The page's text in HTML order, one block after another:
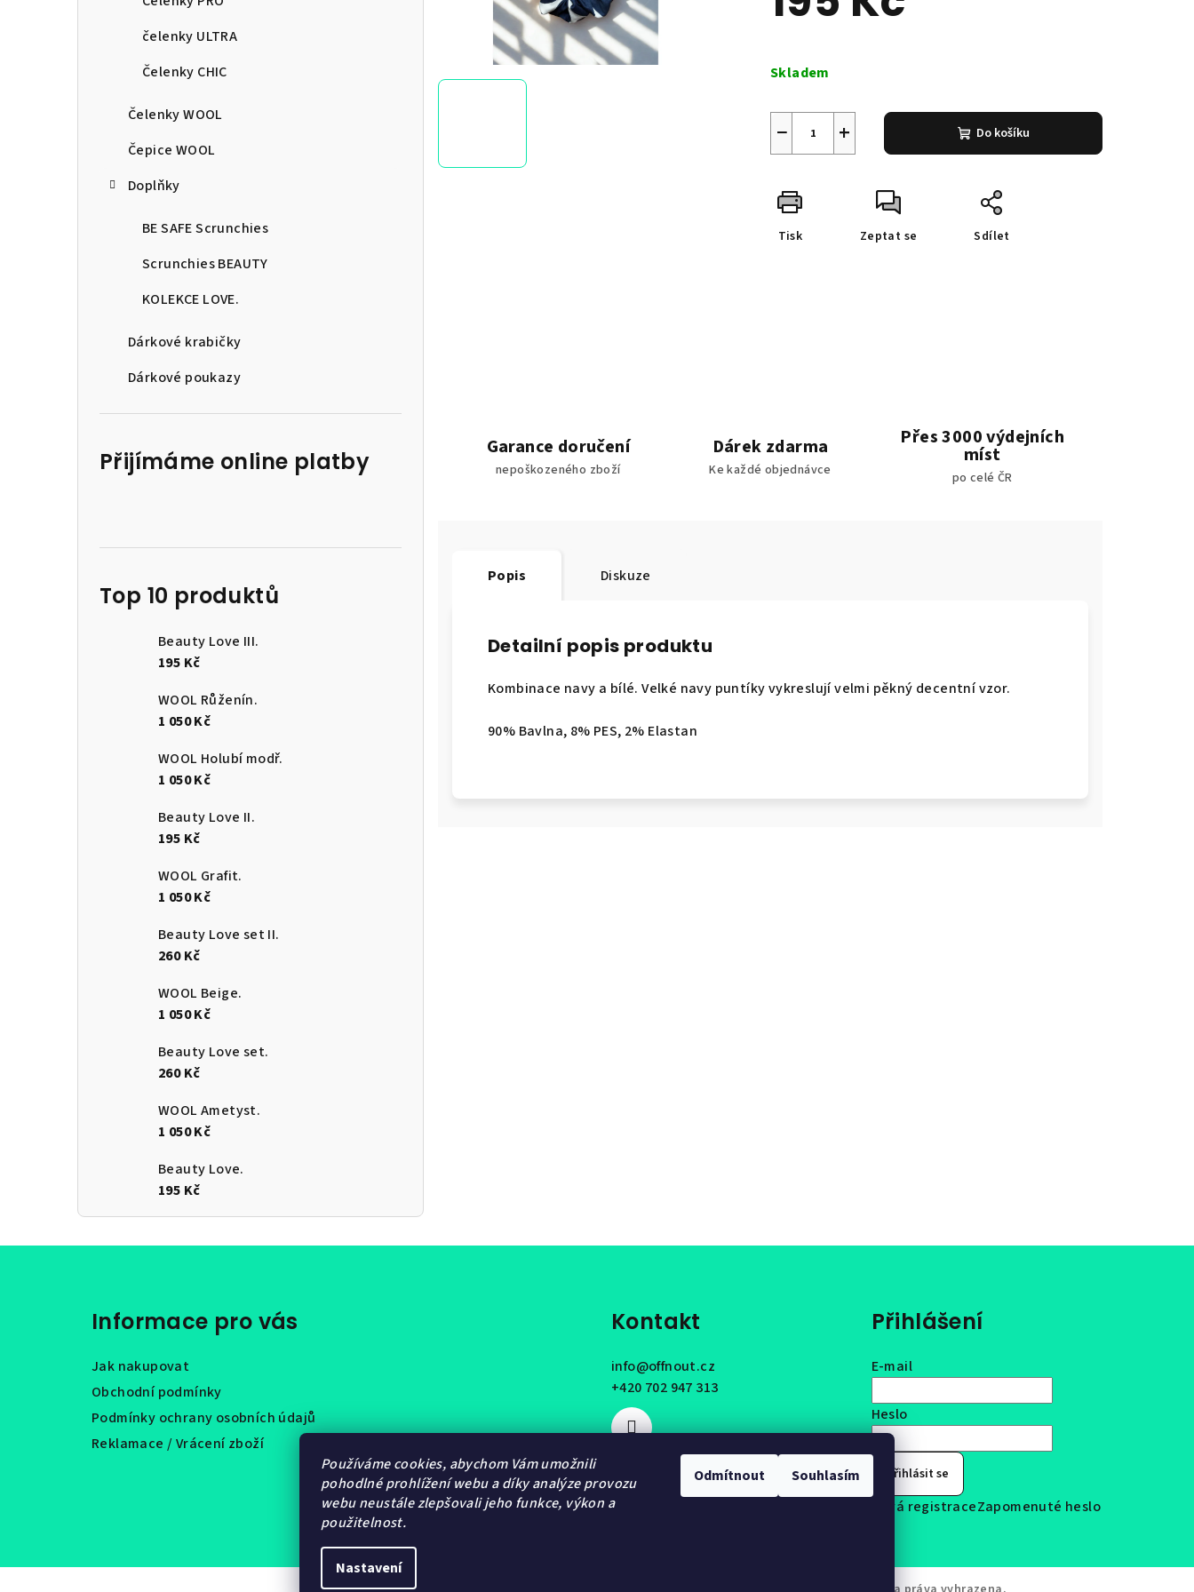
Používáme cookies, abychom Vám umožnili
pohodlné prohlížení webu a díky analýze provozu
webu neustále zlepšovali jeho funkce, výkon a
použitelnost.
Nastavení
Odmítnout Souhlasím
čelenky ULTRA
Čelenky CHIC
Čelenky WOOL
Čepice WOOL
Doplňky
BE SAFE Scrunchies
Scrunchies BEAUTY
KOLEKCE LOVE.
Dárkové krabičky
Dárkové poukazy
Přijímáme online platby
Top 10 produktů
Beauty Love III.
195 Kč
WOOL Růženín.
1 050 Kč
WOOL Holubí modř.
1 050 Kč
Beauty Love II.
195 Kč
WOOL Grafit.
1 050 Kč
Beauty Love set II.
260 Kč
WOOL Beige.
1 050 Kč
Beauty Love set.
260 Kč
WOOL Ametyst.
1 050 Kč
Beauty Love.
195 Kč
cena:
Skladem
+
− Do košíku
Tisk Zeptat se Sdílet
Garance doručení
nepoškozeného zboží
Dárek zdarma
Ke každé objednávce
Přes 3000 výdejních
míst
po celé ČR
Popis Diskuze
Detailní popis produktu
Kombinace navy a bílé. Velké navy puntíky vykreslují velmi pěkný decentní vzor.
90% Bavlna, 8% PES, 2% Elastan
Informace pro vás
Jak nakupovat
Obchodní podmínky
Podmínky ochrany osobních údajů
Reklamace / Vrácení zboží
Kontakt
info@offnout.cz
+420 702 947 313
Přihlášení
E-mail
Heslo
Přihlásit se
Nová registraceZapomenuté heslo